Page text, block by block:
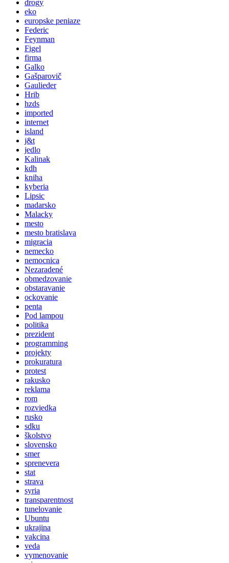
drogy
eko
europske peniaze
Federic
Feynman
Figel
firma
Galko
Gašparovič
Gaulieder
Hrib
hzds
imported
internet
island
j&t
jedlo
Kalinak
kdh
kniha
kyberia
Lipsic
madarsko
Malacky
mesto
mesto bratislava
migracia
nemecko
nemocnica
Nezaradené
obmedzovanie
obstaravanie
ockovanie
penta
Pod lampou
politika
prezident
programming
projekty
prokuratura
protest
rakusko
reklama
rom
rozviedka
rusko
sdku
školstvo
slovensko
smer
sprenevera
stat
strava
syria
transparentnost
tunelovanie
Ubuntu
ukrajina
vakcina
veda
vymenovanie